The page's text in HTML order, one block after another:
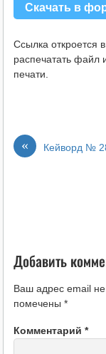
Скачать в
Ссылка откроется
распечатать файл
печати.
« Кейворд №
Добавить
Ваш адрес email не
помечены *
Комментарий *